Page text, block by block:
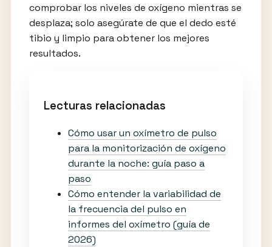
comprobar los niveles de oxígeno mientras se
desplaza; solo asegúrate de que el dedo esté
tibio y limpio para obtener los mejores
resultados.
Lecturas relacionadas
Cómo usar un oxímetro de pulso
para la monitorización de oxígeno
durante la noche: guía paso a
paso
Cómo entender la variabilidad de
la frecuencia del pulso en
informes del oxímetro (guía de
2026)